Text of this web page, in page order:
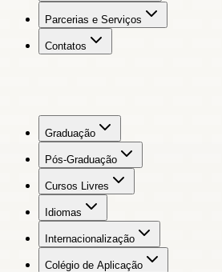
Parcerias e Serviços
Contatos
Graduação
Pós-Graduação
Cursos Livres
Idiomas
Internacionalização
Colégio de Aplicação